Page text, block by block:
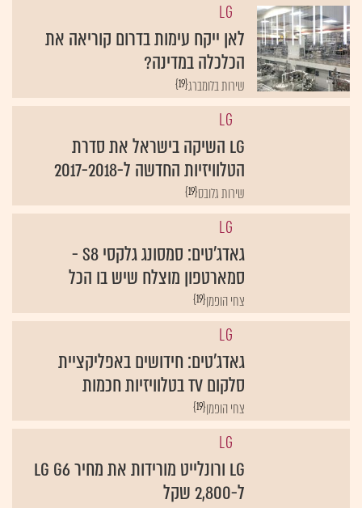
LG
לאן ייקח עימות בדרום קוריאה את
הכלכלה במדינה?
{19}שירות בלומברג
LG
LG השיקה בישראל את סדרת
הטלוויזיות החדשה ל-2017-2018
{19}שירות גלובס
LG
גאדג'טים: סמסונג גלקסי S8 -
סמארטפון מוצלח שיש בו הכל
{19}צחי הופמן
LG
גאדג'טים: חידושים באפליקציית
סלקום TV בטלוויזיות חכמות
{19}צחי הופמן
LG
LG ורונלייט מורידות את מחיר LG G6
ל-2,800 שקל